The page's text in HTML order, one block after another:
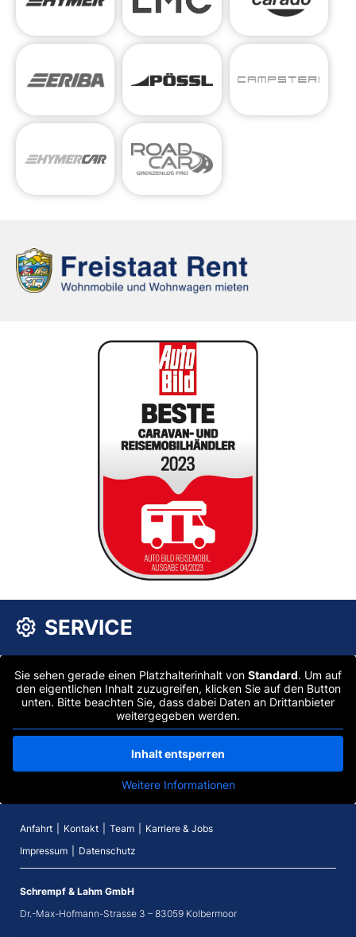
SERVICE
Sie sehen gerade einen Platzhalterinhalt von Standard. Um auf
den eigentlichen Inhalt zuzugreifen, klicken Sie auf den Button
unten. Bitte beachten Sie, dass dabei Daten an Drittanbieter
weitergegeben werden.
Inhalt entsperren
Weitere Informationen
Anfahrt Kontakt Team
Karriere & Jobs
Impressum
Datenschutz
Schrempf & Lahm GmbH
Dr.-Max-Hofmann-Strasse 3 – 83059 Kolbermoor